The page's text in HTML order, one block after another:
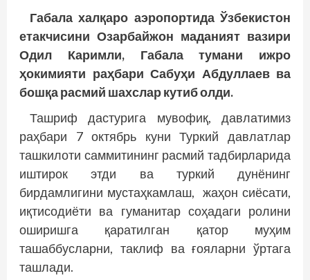
Габала халқаро аэропортида Ўзбекистон
етакчисини Озарбайжон маданият вазири
Одил Каримли, Габала тумани ижро
ҳокимияти раҳбари Сабуҳи Абдуллаев ва
бошқа расмий шахслар кутиб олди.
Ташриф дастурига мувофиқ, давлатимиз
раҳбари 7 октябрь куни Туркий давлатлар
ташкилоти саммитининг расмий тадбирларида
иштирок этди ва туркий дунёнинг
бирдамлигини мустаҳкамлаш, жаҳон сиёсати,
иқтисодиёти ва гуманитар соҳадаги ролини
оширишга қаратилган қатор муҳим
ташаббусларни, таклиф ва ғояларни ўртага
ташлади.